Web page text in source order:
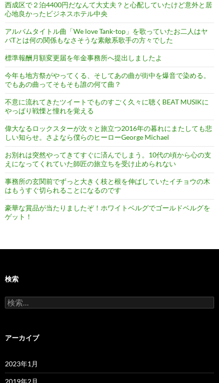
西成区で２泊4400円だなんて大丈夫？と心配していたけど意外と居
心地良かったビジネスホテル中央
アルバムタイトル曲「We love Tank-top」を歌っていたお二人はヤ
バTとは何の関係もなさそうな素敵系歌手の方々でした
標準報酬月額変更届を年金事務所へ提出しましたよ
今年も地方祭がやってくる、そしてあの曲が街中を爆音で染める。
でもあの曲ってそもそも誰の何て曲？
不意に流れてきたツイートでものすごく久々に聴くBEAT MUSIKに
やっぱり戦慄と憧れを覚える
偉大なるロックスターが次々と旅立つ2016年の暮れにまたしても悲
しい知らせ。さよなら僕らのヒーローGeorge Michael
お別れは突然やってきてすぐに済んでしまう。10代の頃から心の支
えになってくれていた師匠の旅立ちを受け止められない
事務所の玄関前でずっと大きく枝と根を伸ばしていたイチョウの木
はもうすぐ切られることになるのです
豪華な賞品が当たりましたぞ！ホワイトベルグでゴールドベルグを
ゲット！
検索
検
索:
アーカイブ
2023年1月
2019年2月